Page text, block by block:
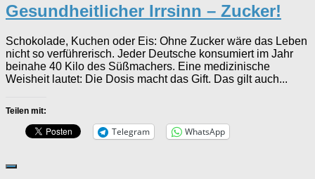
Gesundheitlicher Irrsinn – Zucker!
Schokolade, Kuchen oder Eis: Ohne Zucker wäre das Leben
nicht so verführerisch. Jeder Deutsche konsumiert im Jahr
beinahe 40 Kilo des Süßmachers. Eine medizinische
Weisheit lautet: Die Dosis macht das Gift. Das gilt auch...
Teilen mit:
Telegram WhatsApp